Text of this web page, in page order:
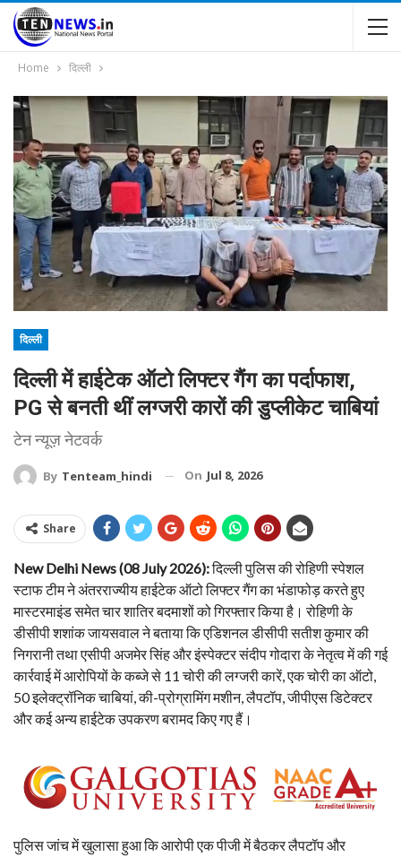
Home दिल्ली
दिल्ली
दिल्ली में हाईटेक ऑटो लिफ्टर गैंग का पर्दाफाश,
PG से बनती थीं लग्जरी कारों की डुप्लीकेट चाबियां
टेन न्यूज़ नेटवर्क
By Tenteam_hindi On Jul 8, 2026
Share
New Delhi News (08 July 2026):दिल्ली पुलिस की रोहिणी स्पेशल
स्टाफ टीम ने अंतरराज्यीय हाईटेक ऑटो लिफ्टर गैंग का भंडाफोड़ करते हुए
मास्टरमाइंड समेत चार शातिर बदमाशों को गिरफ्तार किया है। रोहिणी के
डीसीपी शशांक जायसवाल ने बताया कि एडिशनल डीसीपी सतीश कुमार की
निगरानी तथा एसीपी अजमेर सिंह और इंस्पेक्टर संदीप गोदारा के नेतृत्व में की गई
कार्रवाई में आरोपियों के कब्जे से 11 चोरी की लग्जरी कारें, एक चोरी का ऑटो,
50 इलेक्ट्रॉनिक चाबियां, की-प्रोग्रामिंग मशीन, लैपटॉप, जीपीएस डिटेक्टर
और कई अन्य हाईटेक उपकरण बरामद किए गए हैं।
पुलिस जांच में खुलासा हुआ कि आरोपी एक पीजी में बैठकर लैपटॉप और